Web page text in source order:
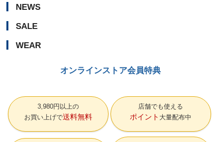
NEWS
SALE
WEAR
オンラインストア会員特典
3,980円以上の
お買い上げで送料無料
店舗でも使える
ポイント 大量配布中